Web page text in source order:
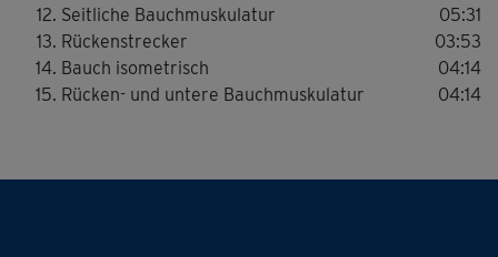
Seitliche Bauchmuskulatur
05:31
Rückenstrecker
03:53
Bauch isometrisch
04:14
Rücken- und untere Bauchmuskulatur
04:14